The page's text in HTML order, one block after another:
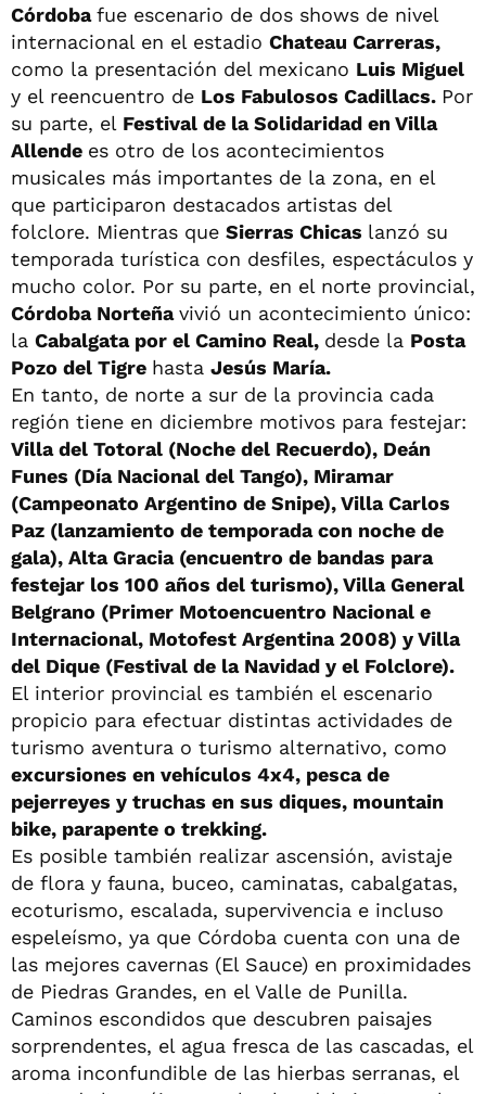
Córdobafue escenario de dos shows de nivel
internacional en el estadio Chateau Carreras,
como la presentación del mexicano Luis Miguel
y el reencuentro de Los Fabulosos Cadillacs. Por
su parte, el Festival de la Solidaridad en Villa
Allende es otro de los acontecimientos
musicales más importantes de la zona, en el
que participaron destacados artistas del
folclore. Mientras que Sierras Chicas lanzó su
temporada turística con desfiles, espectáculos y
mucho color. Por su parte, en el norte provincial,
Córdoba Norteñavivió un acontecimiento único:
la Cabalgata por el Camino Real, desde la Posta
Pozo del Tigre hasta Jesús María.
En tanto, de norte a sur de la provincia cada
región tiene en diciembre motivos para festejar:
Villa del Totoral (Noche del Recuerdo), Deán
Funes (Día Nacional del Tango), Miramar
(Campeonato Argentino de Snipe), Villa Carlos
Paz (lanzamiento de temporada con noche de
gala), Alta Gracia (encuentro de bandas para
festejar los 100 años del turismo), Villa General
Belgrano (Primer Motoencuentro Nacional e
Internacional, Motofest Argentina 2008) y Villa
del Dique (Festival de la Navidad y el Folclore).
El interior provincial es también el escenario
propicio para efectuar distintas actividades de
turismo aventura o turismo alternativo, como
excursiones en vehículos 4x4, pesca de
pejerreyes y truchas en sus diques, mountain
bike, parapente o trekking.
Es posible también realizar ascensión, avistaje
de flora y fauna, buceo, caminatas, cabalgatas,
ecoturismo, escalada, supervivencia e incluso
espeleísmo, ya que Córdoba cuenta con una de
las mejores cavernas (El Sauce) en proximidades
de Piedras Grandes, en el Valle de Punilla.
Caminos escondidos que descubren paisajes
sorprendentes, el agua fresca de las cascadas, el
aroma inconfundible de las hierbas serranas, el